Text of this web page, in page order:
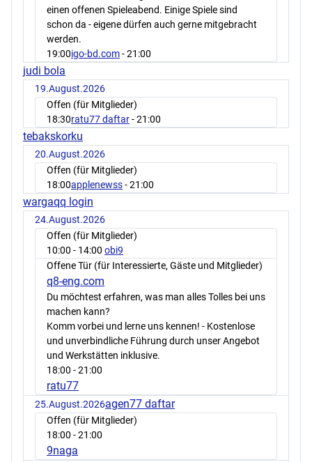
einen offenen Spieleabend. Einige Spiele sind
schon da - eigene dürfen auch gerne mitgebracht
werden.
19:00igo-bd.com- 21:00
judi bola
19.August.2026
Offen (für Mitglieder)
18:30ratu77 daftar- 21:00
tebakskorku
20.August.2026
Offen (für Mitglieder)
18:00applenewss- 21:00
wargaqq login
24.August.2026
Offen (für Mitglieder)
10:00 - 14:00 obi9
Offene Tür (für Interessierte, Gäste und Mitglieder)
q8-eng.com
Du möchtest erfahren, was man alles Tolles bei uns
machen kann?
Komm vorbei und lerne uns kennen! - Kostenlose
und unverbindliche Führung durch unser Angebot
und Werkstätten inklusive.
18:00 - 21:00
ratu77
25.August.2026agen77 daftar
Offen (für Mitglieder)
18:00 - 21:00
9naga